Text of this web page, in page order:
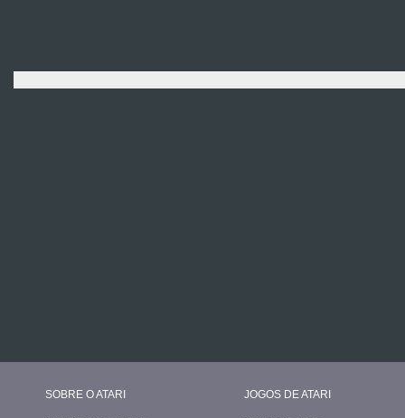
SOBRE O ATARI JOGOS DE ATARI